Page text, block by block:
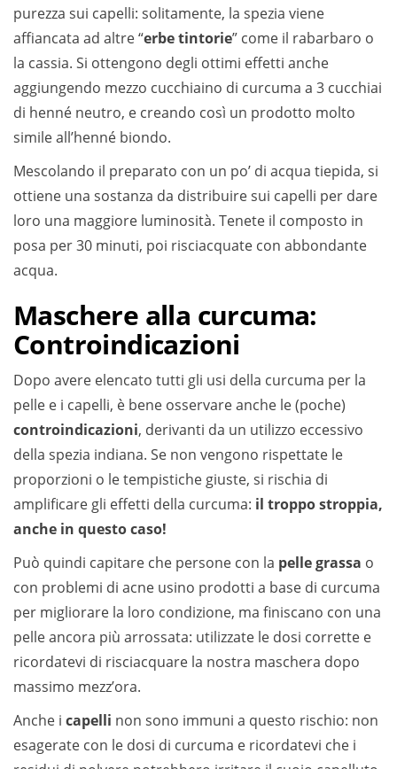
purezza sui capelli: solitamente, la spezia viene
affiancata ad altre “erbe tintorie” come il rabarbaro o
la cassia. Si ottengono degli ottimi effetti anche
aggiungendo mezzo cucchiaino di curcuma a 3 cucchiai
di henné neutro, e creando così un prodotto molto
simile all’henné biondo.
Mescolando il preparato con un po’ di acqua tiepida, si
ottiene una sostanza da distribuire sui capelli per dare
loro una maggiore luminosità. Tenete il composto in
posa per 30 minuti, poi risciacquate con abbondante
acqua.
Maschere alla curcuma:
Controindicazioni
Dopo avere elencato tutti gli usi della curcuma per la
pelle e i capelli, è bene osservare anche le (poche)
controindicazioni, derivanti da un utilizzo eccessivo
della spezia indiana. Se non vengono rispettate le
proporzioni o le tempistiche giuste, si rischia di
amplificare gli effetti della curcuma: il troppo stroppia,
anche in questo caso!
Può quindi capitare che persone con la pelle grassa o
con problemi di acne usino prodotti a base di curcuma
per migliorare la loro condizione, ma finiscano con una
pelle ancora più arrossata: utilizzate le dosi corrette e
ricordatevi di risciacquare la nostra maschera dopo
massimo mezz’ora.
Anche i capelli non sono immuni a questo rischio: non
esagerate con le dosi di curcuma e ricordatevi che i